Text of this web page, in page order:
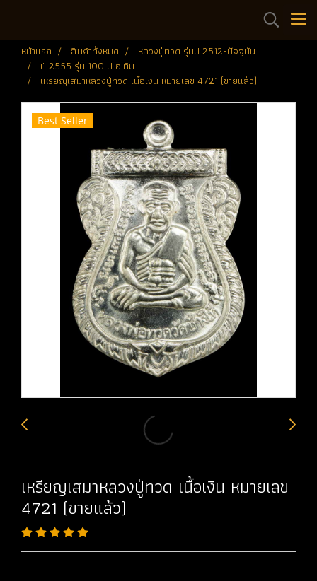
หน้าแรก สินค้าทั้งหมด
หลวงปู่ทวด รุ่นปี 2512-ปัจจุบัน
ปี 2555 รุ่น 100 ปี อ.ทิม
เหรียญเสมาหลวงปู่ทวด เนื้อเงิน หมายเลข 4721 (ขายแล้ว)
Best Seller
เหรียญเสมาหลวงปู่ทวด เนื้อเงิน หมายเลข
4721 (ขายแล้ว)